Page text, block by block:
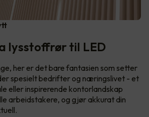
lysstoffrør til LED
her er det bare fantasien som setter
spesielt bedrifter og næringslivet - et
eller inspirerende kontorlandskap
arbeidstakere, og gjør akkurat din